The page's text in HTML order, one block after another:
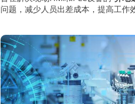
问题，减少人员出差成本，提高工作